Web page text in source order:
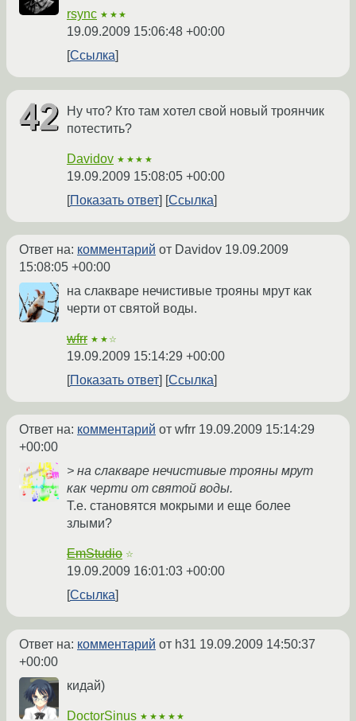
rsync ★★★
19.09.2009 15:06:48 +00:00
Ссылка
Ну что? Кто там хотел свой новый троянчик
потестить?
Davidov ★★★★
19.09.2009 15:08:05 +00:00
Показать ответ
Ссылка
Ответ на: комментарий от Davidov 19.09.2009
15:08:05 +00:00
на слакваре нечистивые трояны мрут как
черти от святой воды.
wfrr ★★☆
19.09.2009 15:14:29 +00:00
Показать ответ
Ссылка
Ответ на: комментарий от wfrr 19.09.2009 15:14:29
+00:00
> на слакваре нечистивые трояны мрут
как черти от святой воды.
Т.е. становятся мокрыми и еще более
злыми?
EmStudio ☆
19.09.2009 16:01:03 +00:00
Ссылка
Ответ на: комментарий от h31 19.09.2009 14:50:37
+00:00
кидай)
DoctorSinus ★★★★★